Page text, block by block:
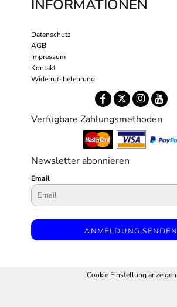
INFORMATIONEN
Datenschutz
AGB
Impressum
Kontakt
Widerrufsbelehrung
Verfügbare Zahlungsmethoden
Newsletter abonnieren
Email
ANMELDUNG SENDEN
Cookie Einstellung anzeigen